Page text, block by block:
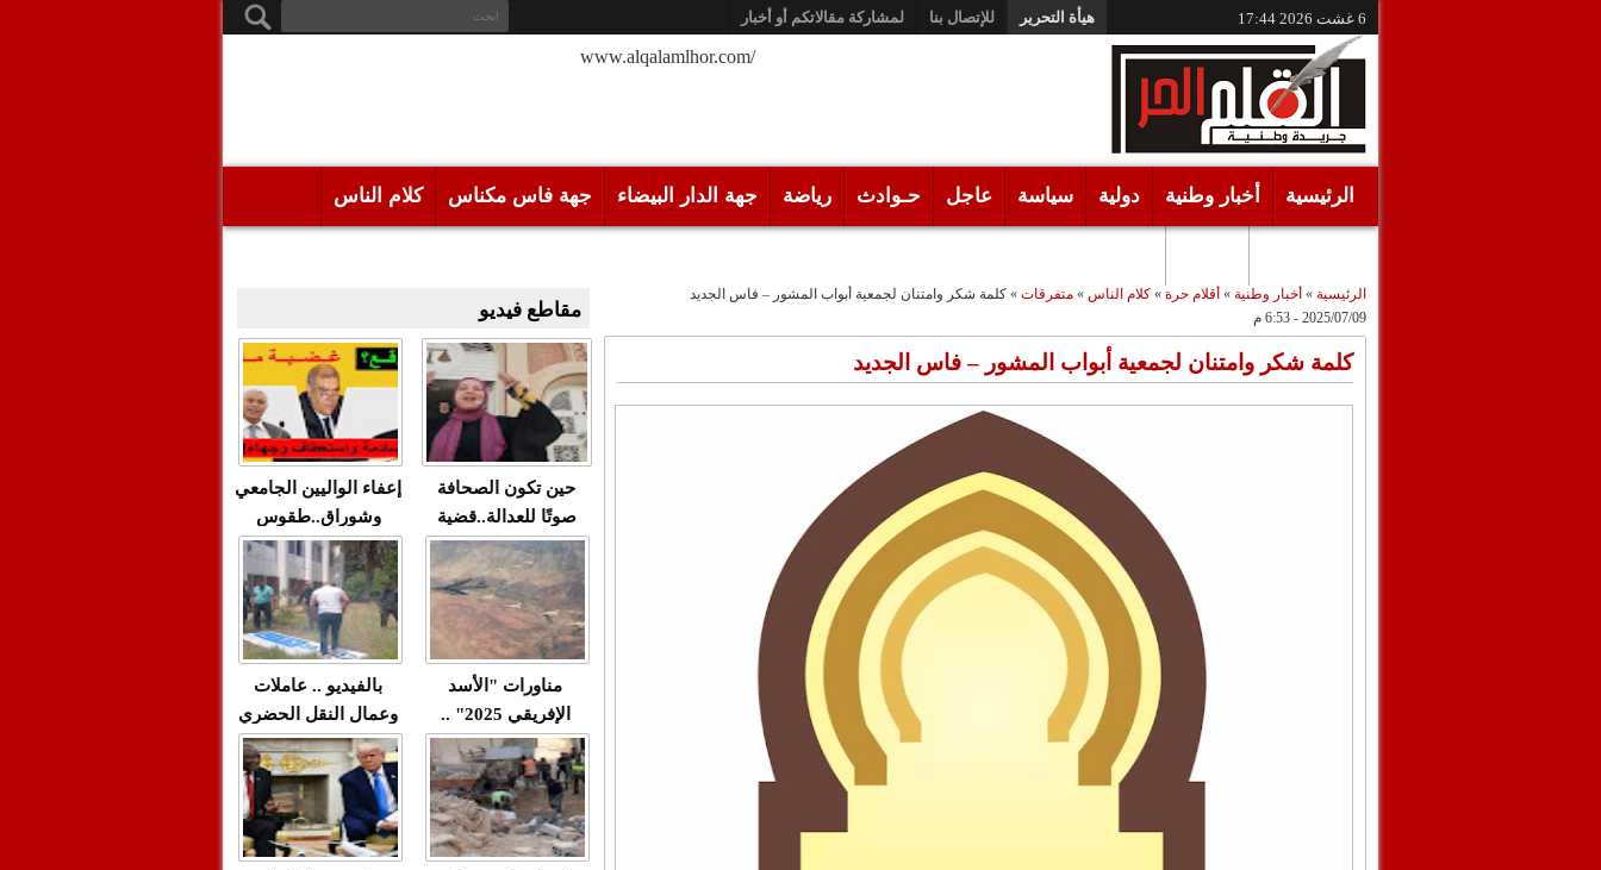
6 غشت 2026 17:44 هيأة التحرير للإتصال بنا لمشاركة مقالاتكم أو أخبار
/www.alqalamlhor.com
الرئيسية أخبار وطنية دولية سياسة عاجل حـوادث رياضة جهة الدار البيضاء جهة فاس مكناس كلام الناس
الرئيسية » أخبار وطنية» أقلام حرة» كلام الناس» متفرقات» كلمة شكر وامتنان لجمعية أبواب المشور – فاس الجديد
2025/07/09 - 6:53 م
كلمة شكر وامتنان لجمعية أبواب المشور – فاس الجديد
مقاطع فيديو
حين تكون الصحافة
صوتًا للعدالة..قضية
"مولات 88 غرزة"
مثالا(فيديو)
متابعة حميد طولست
في زمن تزداد فيه
حالات العنف ضد
النساء ويغيب فيه أحيانًا
صدى العدالة في
ردهات الم...
إعفاء الواليين الجامعي
وشوراق..طقوس
صادمة وملتمس
"الوجهاء"؟/ صمت
وزارة الداخلية؟/أين
الوزير التوفيق؟(فيديو)
بالفيديو .. عاملات
وعمال النقل الحضري
بفاس يعبرون عن
ارتياحهم بعد إنهاء عقد
شركة "سيتي باص"
مناورات "الأسد
الإفريقي 2025" ..
شاهد القاذفة النووية
في تدريب مع ثماني
مقاتلات من نوع F-16
تابعة للقوات الجوية
الملكية المغربية